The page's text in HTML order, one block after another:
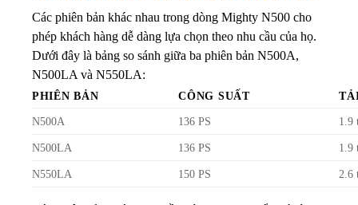
Các phiên bản khác nhau trong dòng Mighty N500 cho
phép khách hàng dễ dàng lựa chọn theo nhu cầu của họ.
Dưới đây là bảng so sánh giữa ba phiên bản N500A,
N500LA và N550LA:
PHIÊN BẢN CÔNG SUẤT
N500A
136 PS 1.9
N500LA 136 PS 1.9
N550LA 150 PS 2.6